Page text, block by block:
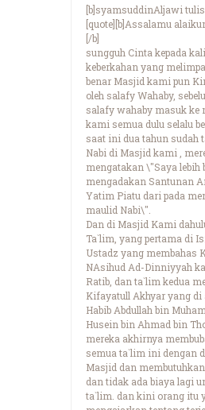
[b]syamsuddinAljawi
[quote][b]Assalamu
[/b]
sungguh Cinta kepada
keberkahan yang
benar Masjid kami pun
oleh salafy Wahaby,
salafy wahaby masuk ke
kami semua dulu selalu
saat ini dua tahun sudah
Nabi di Masjid kami ,
mengatakan \"Saya lebih
mengadakan Santunan
Yatim Piatu dari pada
maulid Nabi\".
Dan di Masjid Kami
Ta`lim, yang pertama di
Ustadz yang membahas
NAsihud Ad-Dinniyyah
Ratib, dan ta`lim kedua
Kifayatull Akhyar yang di
Habib Abdullah bin
Husein bin Ahmad bin
mereka akhirnya
semua ta`lim ini dengan
Masjid dan
dan tidak ada biaya lagi
ta`lim. dan kini orang itu